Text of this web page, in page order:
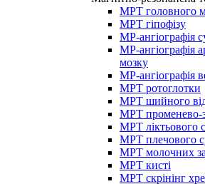
МРТ головного
МРТ гіпофізу
МР-ангіографія
МР-ангіографія
мозку
МР-ангіографія
МРТ ротоглотки
МРТ шийного
МРТ променево-
МРТ ліктьового
МРТ плечового
МРТ молочних
МРТ кисті
МРТ скрінінг